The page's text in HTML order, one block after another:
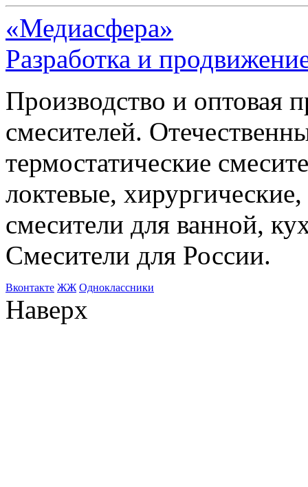
«Медиасфера»
Разработка и
Производство и оптовая
смесителей.
термостатические
локтевые,
смесители для ванной,
Смесители для России.
Bконтакте ЖЖ Одноклассники
Наверх